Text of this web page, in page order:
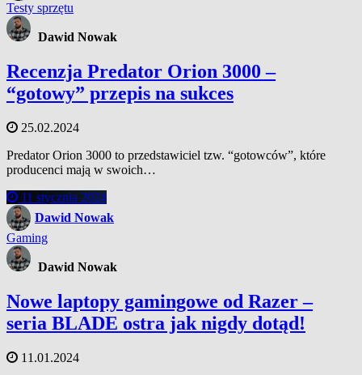
Testy sprzętu
Dawid Nowak
Recenzja Predator Orion 3000 –
“gotowy” przepis na sukces
25.02.2024
Predator Orion 3000 to przedstawiciel tzw. “gotowców”, które
producenci mają w swoich…
11 stycznia 2024
Dawid Nowak
Gaming
Dawid Nowak
Nowe laptopy gamingowe od Razer –
seria BLADE ostra jak nigdy dotąd!
11.01.2024